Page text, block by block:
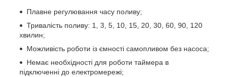
Плавне регулювання часу поливу;
Тривалість поливу: 1, 3, 5, 10, 15, 20, 30, 60, 90, 120
хвилин;
Можливість роботи із ємності самопливом без насоса;
Немає необхідності для роботи таймера в
підключенні до електромережі;